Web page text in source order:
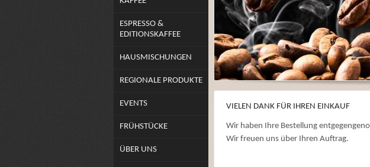
ESPRESSO &
EDITIONSKAFFEE
HAUSMISCHUNGEN
REGIONALE PRODUKTE
EVENTS
FRÜHSTÜCKE
ÜBER UNS
VIELEN DANK FÜR IHREN EINKAUF
Wir haben Ihre Bestellung
Wir freuen uns über Ihren Auftrag.